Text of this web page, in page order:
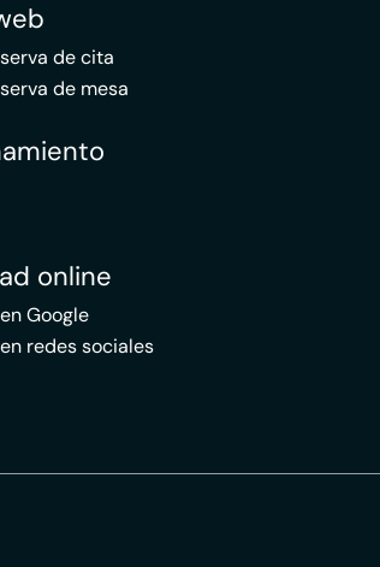
de cita
de mesa
online
Google
redes sociales